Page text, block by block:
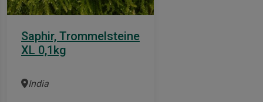
Saphir, Trommelsteine
XL 0,1kg
India